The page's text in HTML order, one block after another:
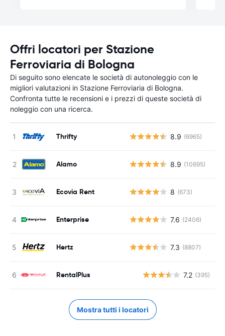
Offri locatori per Stazione
Ferroviaria di Bologna
Di seguito sono elencate le società di autonoleggio con le
migliori valutazioni in Stazione Ferroviaria di Bologna.
Confronta tutte le recensioni e i prezzi di queste società di
noleggio con una ricerca.
Thrifty 8.9 (6965)
Alamo 8.9 (10695)
Ecovia Rent 8 (673)
Enterprise 7.6 (2406)
Hertz 7.3 (8807)
RentalPlus 7.2 (395)
Mostra tutti i locatori